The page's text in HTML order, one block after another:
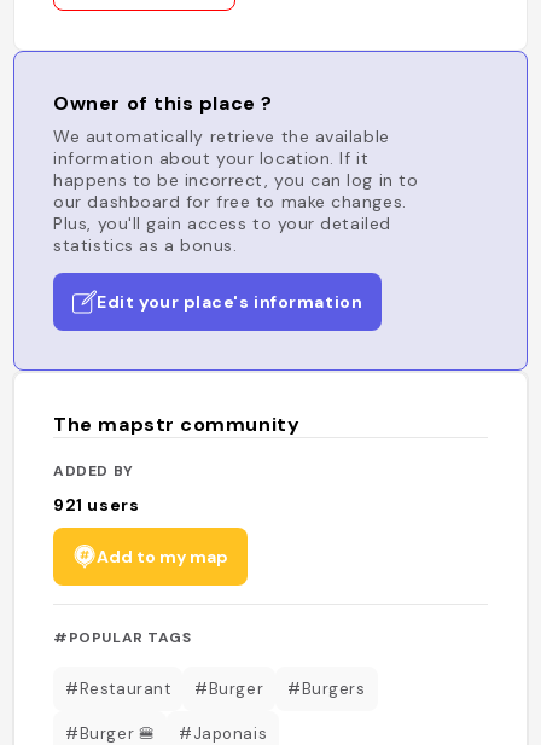
Owner of this place ?
We automatically retrieve the available
information about your location. If it
happens to be incorrect, you can log in to
our dashboard for free to make changes.
Plus, you'll gain access to your detailed
statistics as a bonus.
Edit your place's information
The mapstr community
ADDED BY
921 users
Add to my map
#POPULAR TAGS
#Restaurant #Burger #Burgers
#Burger 🍔 #Japonais